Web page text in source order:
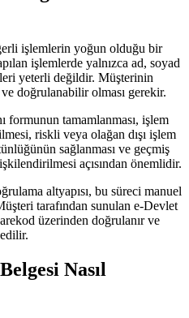
işlemlerin yoğun olduğu bir
işlemlerde yalnızca ad, soyad
yeterli değildir. Müşterinin
doğrulanabilir olması gerekir.
formunun tamamlanması, işlem
riskli veya olağan dışı işlem
sağlanması ve geçmiş
açısından önemlidir.
altyapısı, bu süreci manuel
tarafından sunulan e-Devlet
üzerinden doğrulanır ve
Nasıl